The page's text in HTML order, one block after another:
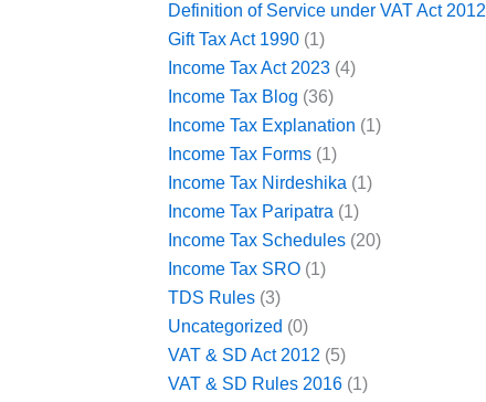
Definition of Service under VAT Act 2012
Gift Tax Act 1990 (1)
Income Tax Act 2023 (4)
Income Tax Blog (36)
Income Tax Explanation (1)
Income Tax Forms (1)
Income Tax Nirdeshika (1)
Income Tax Paripatra (1)
Income Tax Schedules (20)
Income Tax SRO (1)
TDS Rules (3)
Uncategorized (0)
VAT & SD Act 2012 (5)
VAT & SD Rules 2016 (1)